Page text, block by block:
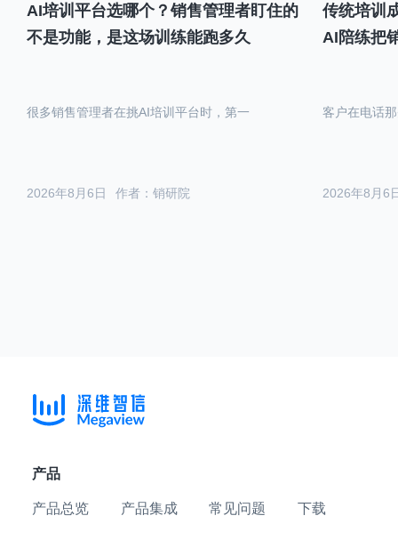
AI培训平台选哪个？销售管理者盯住的
不是功能，是这场训练能跑多久
作者：销研院
2026年8月6日
很多销售管理者在挑AI培训平台时，第一
传统培训
AI陪练把
2026年8月6
客户在电话
产品
产品总览 产品集成 常见问题 下载